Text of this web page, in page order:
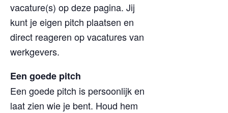
vacature(s) op deze pagina. Jij
kunt je eigen pitch plaatsen en
direct reageren op vacatures van
werkgevers.
Een goede pitch
Een goede pitch is persoonlijk en
laat zien wie je bent. Houd hem